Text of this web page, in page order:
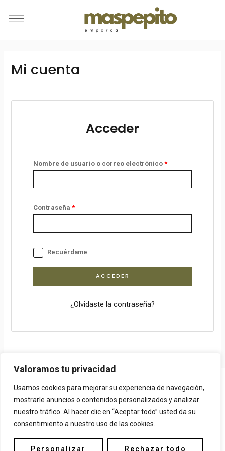
Valoramos tu privacidad
Usamos cookies para mejorar su experiencia de navegación,
mostrarle anuncios o contenidos personalizados y analizar
nuestro tráfico. Al hacer clic en “Aceptar todo” usted da su
consentimiento a nuestro uso de las cookies.
Personalizar Rechazar todo
Mi cuenta
Acceder
Nombre de usuario o correo electrónico*
Contraseña*
Recuérdame
ACCEDER
¿Olvidaste la contraseña?
AVISO LEGAL
POLÍTICA DE COOKIES
POLÍTICA DE PRIVACIDAD